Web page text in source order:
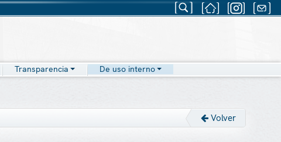
Transparencia De uso interno
Volver